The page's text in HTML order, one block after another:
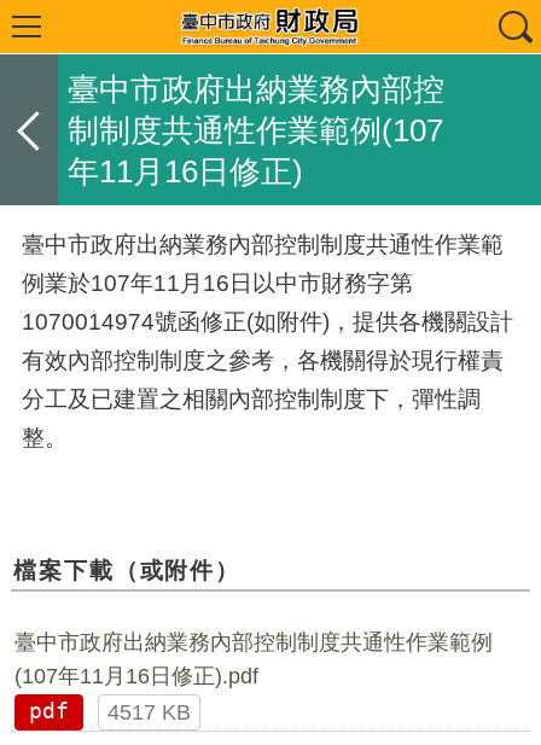
臺中市政府出納業務內部控
制制度共通性作業範例(107
年11月16日修正)
臺中市政府出納業務內部控制制度共通性作業範
例業於107年11月16日以中市財務字第
1070014974號函修正(如附件)，提供各機關設計
有效內部控制制度之參考，各機關得於現行權責
分工及已建置之相關內部控制制度下，彈性調
整。
檔案下載（或附件）
臺中市政府出納業務內部控制制度共通性作業範例
(107年11月16日修正).pdf
pdf
4517 KB